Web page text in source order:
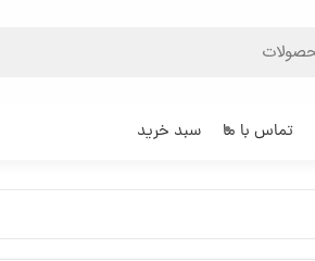
تماس با ما سبد خرید